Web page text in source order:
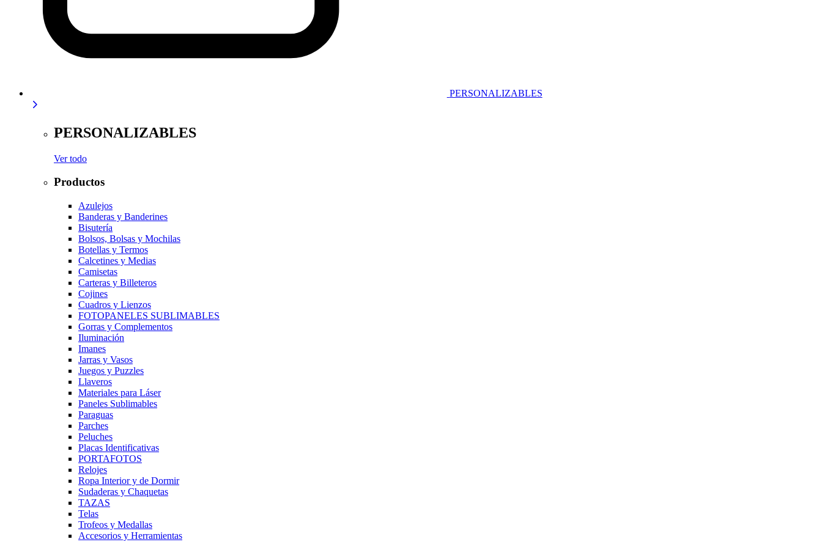
PERSONALIZABLES
PERSONALIZABLES
Ver todo
Productos
Azulejos
Banderas y Banderines
Bisutería
Bolsos, Bolsas y Mochilas
Botellas y Termos
Calcetines y Medias
Camisetas
Carteras y Billeteros
Cojines
Cuadros y Lienzos
FOTOPANELES SUBLIMABLES
Gorras y Complementos
Iluminación
Imanes
Jarras y Vasos
Juegos y Puzzles
Llaveros
Materiales para Láser
Paneles Sublimables
Paraguas
Parches
Peluches
Placas Identificativas
PORTAFOTOS
Relojes
Ropa Interior y de Dormir
Sudaderas y Chaquetas
TAZAS
Telas
Trofeos y Medallas
Accesorios y Herramientas